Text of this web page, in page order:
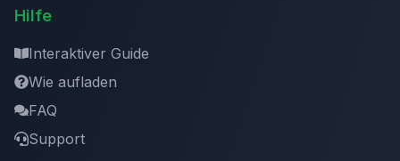
Hilfe
Interaktiver Guide
Wie aufladen
FAQ
Support